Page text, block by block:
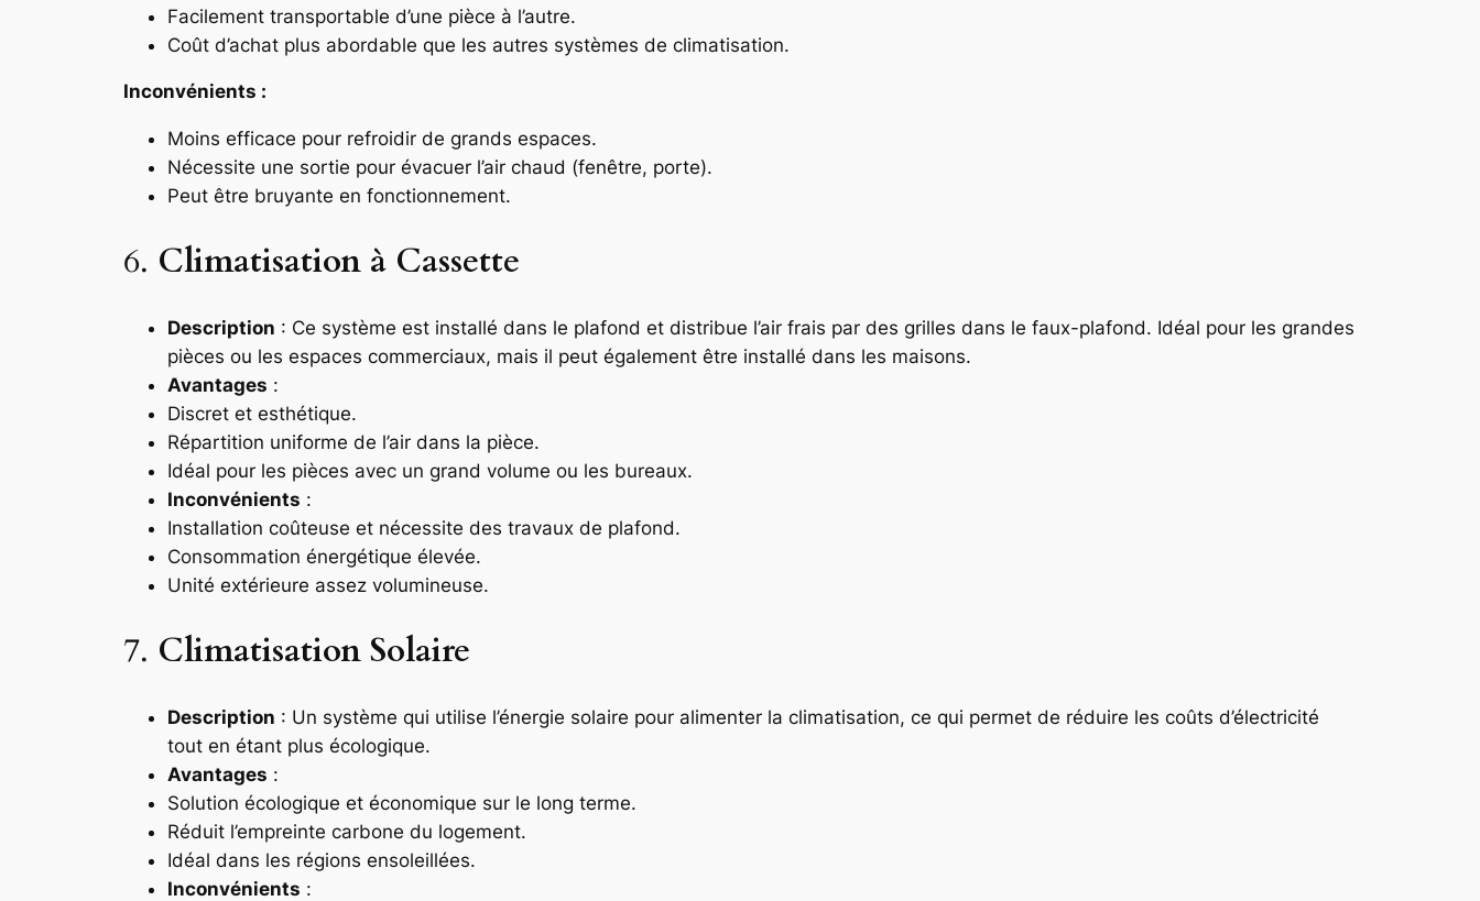
Facilement transportable d’une pièce à l’autre.
Coût d’achat plus abordable que les autres systèmes de climatisation.
Inconvénients :
Moins efficace pour refroidir de grands espaces.
Nécessite une sortie pour évacuer l’air chaud (fenêtre, porte).
Peut être bruyante en fonctionnement.
6. Climatisation à Cassette
Description : Ce système est installé dans le plafond et distribue l’air frais par des grilles dans le faux-plafond. Idéal pour les grandes
pièces ou les espaces commerciaux, mais il peut également être installé dans les maisons.
Avantages :
Discret et esthétique.
Répartition uniforme de l’air dans la pièce.
Idéal pour les pièces avec un grand volume ou les bureaux.
Inconvénients :
Installation coûteuse et nécessite des travaux de plafond.
Consommation énergétique élevée.
Unité extérieure assez volumineuse.
7. Climatisation Solaire
Description : Un système qui utilise l’énergie solaire pour alimenter la climatisation, ce qui permet de réduire les coûts d’électricité
tout en étant plus écologique.
Avantages :
Solution écologique et économique sur le long terme.
Réduit l’empreinte carbone du logement.
Idéal dans les régions ensoleillées.
Inconvénients :